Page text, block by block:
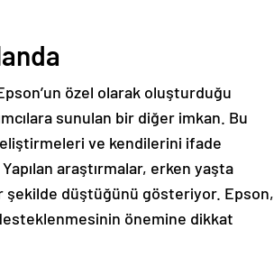
özel olarak oluşturduğu
sunulan bir diğer imkan. Bu
ve kendilerini ifade
araştırmalar, erken yaşta
şekilde düştüğünü gösteriyor. Epson,
önemine dikkat